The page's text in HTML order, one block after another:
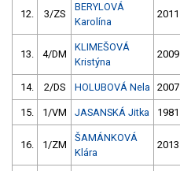
12. 3/ZS
BERYLOVÁ
Karolína
2011
13. 4/DM
KLIMEŠOVÁ
Kristýna
2009
14. 2/DS HOLUBOVÁ Nela 2007
15. 1/VM JASANSKÁ Jitka 1981
16. 1/ZM
ŠAMÁNKOVÁ
Klára
2013